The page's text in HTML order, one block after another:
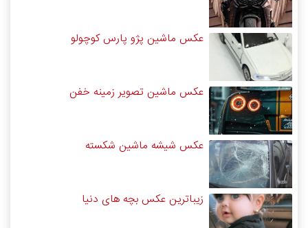
عکس ماشین پژو پارس کوچولو
عکس ماشین تصویر زمینه خفن
عکس شیشه ماشین شکسته
زیباترین عکس بچه های دنیا